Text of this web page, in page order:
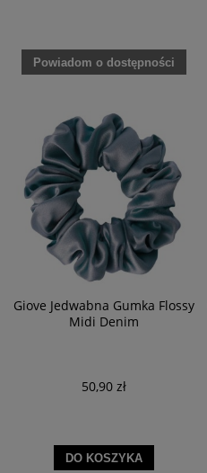
Powiadom o dostępności
Giove Jedwabna Gumka Flossy
Midi Denim
50,90 zł
DO KOSZYKA